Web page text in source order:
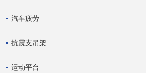
汽车疲劳
抗震支吊架
运动平台